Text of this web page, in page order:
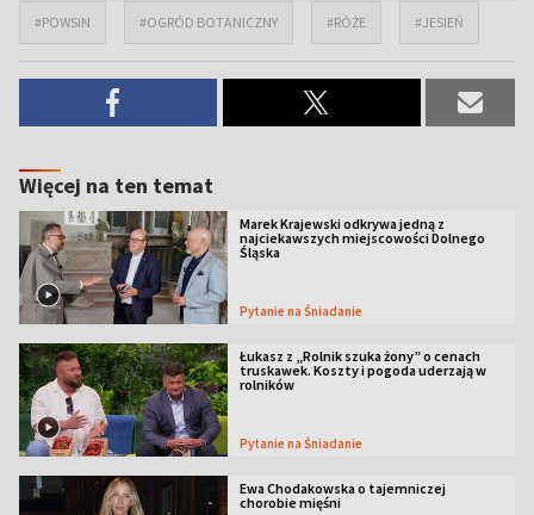
#POWSIN #OGRÓD BOTANICZNY #RÓŻE #JESIEŃ
Więcej na ten temat
Marek Krajewski odkrywa jedną z
najciekawszych miejscowości Dolnego
Śląska
Pytanie na Śniadanie
Łukasz z „Rolnik szuka żony” o cenach
truskawek. Koszty i pogoda uderzają w
rolników
Pytanie na Śniadanie
Ewa Chodakowska o tajemniczej
chorobie mięśni